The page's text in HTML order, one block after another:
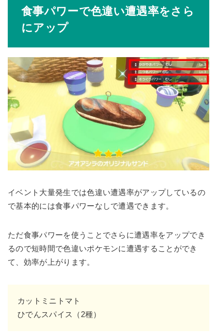
食事パワーで色違い遭遇率をさら
にアップ
イベント大量発生では色違い遭遇率がアップしているの
で基本的には食事パワーなしで遭遇できます。
ただ食事パワーを使うことでさらに遭遇率をアップでき
るので短時間で色違いポケモンに遭遇することができ
て、効率が上がります。
カットミニトマト
ひでんスパイス（2種）